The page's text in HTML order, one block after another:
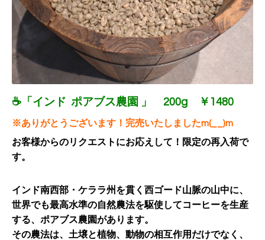
☕「インド ポアブス農園 」 200g ￥1480
※ありがとうございます！完売いたしましたm(__)m
お客様からのリクエストにお応えして！限定の再入荷で
す。
インド南西部・ ケララ州を貫く西ゴード山脈の山中に、
世界でも最高水準の自然農法を駆使してコーヒーを生産
する、ポアブス農園があります。
その農法は、土壌と植物、動物の相互作用だけでなく、